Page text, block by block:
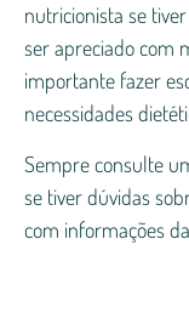
nutricionista se
ser apreciado com
importante fazer
necessidades
Sempre consulte
se tiver dúvidas
com informações da